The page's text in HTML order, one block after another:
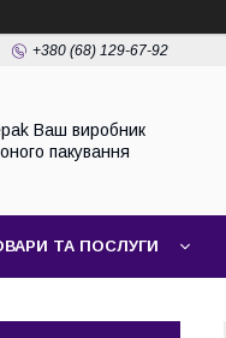
+380 (68) 129-67-92
Ваш виробник
пакування
ТА ПОСЛУГИ